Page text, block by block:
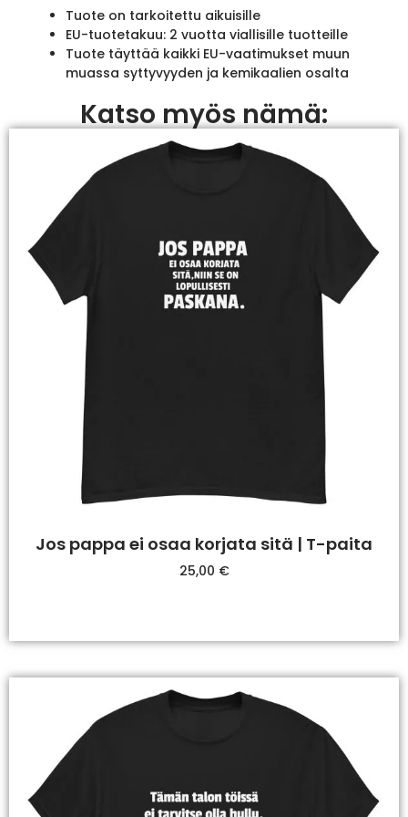
Tuote on tarkoitettu aikuisille
EU-tuotetakuu: 2 vuotta viallisille tuotteille
Tuote täyttää kaikki EU-vaatimukset muun
muassa syttyvyyden ja kemikaalien osalta
Katso myös nämä:
Jos pappa ei osaa korjata sitä | T-paita
25,00 €